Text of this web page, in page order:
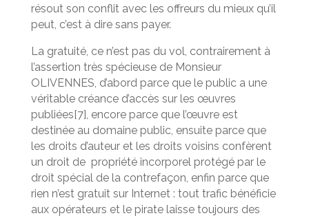
résout son conflit avec les offreurs du mieux qu’il
peut, c’est à dire sans payer.
La gratuité, ce n’est pas du vol, contrairement à
l’assertion très spécieuse de Monsieur
OLIVENNES, d’abord parce que le public a une
véritable créance d’accès sur les œuvres
publiées[7], encore parce que l’œuvre est
destinée au domaine public, ensuite parce que
les droits d’auteur et les droits voisins confèrent
un droit de propriété incorporel protégé par le
droit spécial de la contrefaçon, enfin parce que
rien n’est gratuit sur Internet : tout trafic bénéficie
aux opérateurs et le pirate laisse toujours des